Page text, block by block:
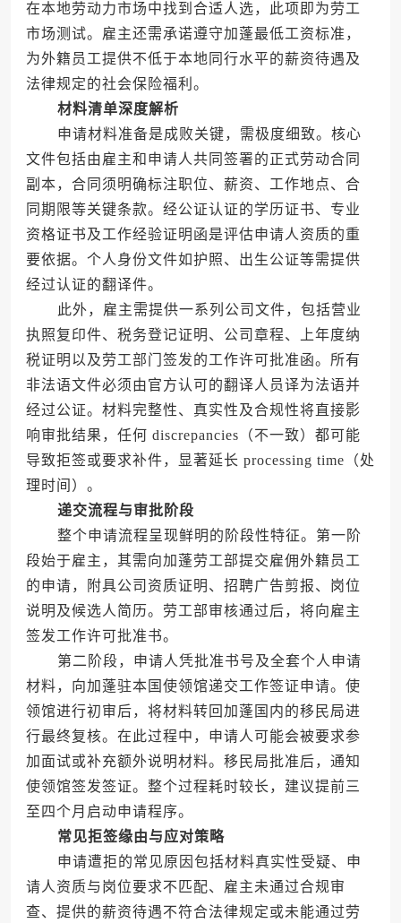
在本地劳动力市场中找到合适人选，此项即为劳工
市场测试。雇主还需承诺遵守加蓬最低工资标准，
为外籍员工提供不低于本地同行水平的薪资待遇及
法律规定的社会保险福利。
材料清单深度解析
申请材料准备是成败关键，需极度细致。核心
文件包括由雇主和申请人共同签署的正式劳动合同
副本，合同须明确标注职位、薪资、工作地点、合
同期限等关键条款。经公证认证的学历证书、专业
资格证书及工作经验证明函是评估申请人资质的重
要依据。个人身份文件如护照、出生公证等需提供
经过认证的翻译件。
此外，雇主需提供一系列公司文件，包括营业
执照复印件、税务登记证明、公司章程、上年度纳
税证明以及劳工部门签发的工作许可批准函。所有
非法语文件必须由官方认可的翻译人员译为法语并
经过公证。材料完整性、真实性及合规性将直接影
响审批结果，任何 discrepancies（不一致）都可能
导致拒签或要求补件，显著延长 processing time（处
理时间）。
递交流程与审批阶段
整个申请流程呈现鲜明的阶段性特征。第一阶
段始于雇主，其需向加蓬劳工部提交雇佣外籍员工
的申请，附具公司资质证明、招聘广告剪报、岗位
说明及候选人简历。劳工部审核通过后，将向雇主
签发工作许可批准书。
第二阶段，申请人凭批准书号及全套个人申请
材料，向加蓬驻本国使领馆递交工作签证申请。使
领馆进行初审后，将材料转回加蓬国内的移民局进
行最终复核。在此过程中，申请人可能会被要求参
加面试或补充额外说明材料。移民局批准后，通知
使领馆签发签证。整个过程耗时较长，建议提前三
至四个月启动申请程序。
常见拒签缘由与应对策略
申请遭拒的常见原因包括材料真实性受疑、申
请人资质与岗位要求不匹配、雇主未通过合规审
查、提供的薪资待遇不符合法律规定或未能通过劳